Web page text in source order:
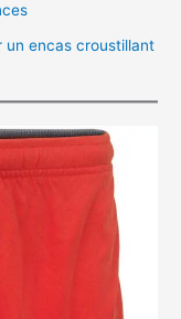
un encas croustillant